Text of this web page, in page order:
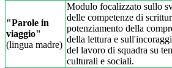
"Parole in
viaggio"
(lingua madre)
Modulo focalizzato sullo
delle competenze di
potenziamento della
della lettura e
del lavoro di squadra su
culturali e sociali.